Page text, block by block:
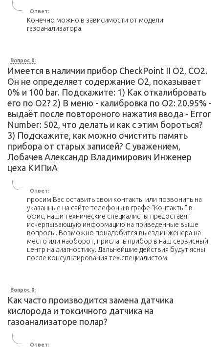
Ответ:
Конечно можно в зависимости от модели
газоанализатора.
Вопрос 0:
Имеется в наличии прибор CheckPoint II O2, CO2.
Он не определяет содержание О2, показывает
0% и 100 bar. Подскажите: 1) Как откалибровать
его по О2? 2) В меню - калибровка по О2: 20.95% -
выдаёт после повтороного нажатия ввода - Error
Number: 502, что делать и как с этим бороться?
3) Подскажите, как можно очистить память
прибора от старых записей? С уважением,
Лобачев Александр Владимирович Инженер
цеха КИПиА
Ответ:
просим Вас оставить свои контакты или позвонить на
указанные на сайте телефоны в графе "Контакты" в
офис, наши технические специалисты предоставят
исчерпывающую информацию на приведенные выше
вопросы. Возможно понадобится выезд инженера на
место или наоборот, прислать прибор в наш сервисный
центр на диагностику. Дальнейшие действия будут ясны
после консультирования тех.специалистом.
Вопрос 0:
Как часто производится замена датчика
кислорода и токсичного датчика на
газоанализаторе полар?
Ответ: